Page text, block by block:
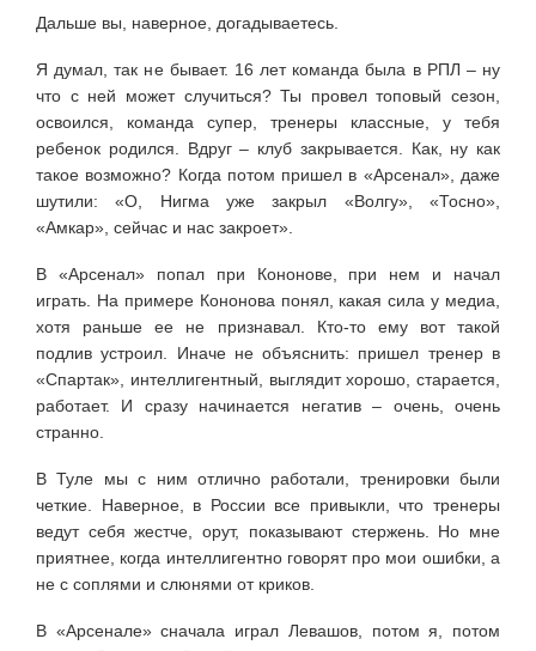
Дальше вы, наверное, догадываетесь.
Я думал, так не бывает. 16 лет команда была в РПЛ – ну
что с ней может случиться? Ты провел топовый сезон,
освоился, команда супер, тренеры классные, у тебя
ребенок родился. Вдруг – клуб закрывается. Как, ну как
такое возможно? Когда потом пришел в «Арсенал», даже
шутили: «О, Нигма уже закрыл «Волгу», «Тосно»,
«Амкар», сейчас и нас закроет».
В «Арсенал» попал при Кононове, при нем и начал
играть. На примере Кононова понял, какая сила у медиа,
хотя раньше ее не признавал. Кто-то ему вот такой
подлив устроил. Иначе не объяснить: пришел тренер в
«Спартак», интеллигентный, выглядит хорошо, старается,
работает. И сразу начинается негатив – очень, очень
странно.
В Туле мы с ним отлично работали, тренировки были
четкие. Наверное, в России все привыкли, что тренеры
ведут себя жестче, орут, показывают стержень. Но мне
приятнее, когда интеллигентно говорят про мои ошибки, а
не с соплями и слюнями от криков.
В «Арсенале» сначала играл Левашов, потом я, потом